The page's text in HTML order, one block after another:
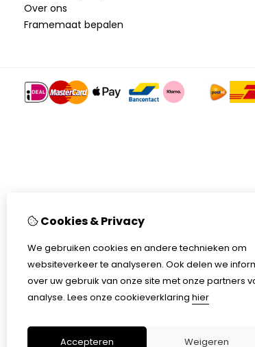
Over ons
Framemaat bepalen
Cookies & Privacy
We gebruiken cookies en andere technieken om
websiteverkeer te analyseren. Ook delen we
over uw gebruik van onze site met onze partners
analyse. Lees onze cookieverklaring hier
Accepteren Weigeren